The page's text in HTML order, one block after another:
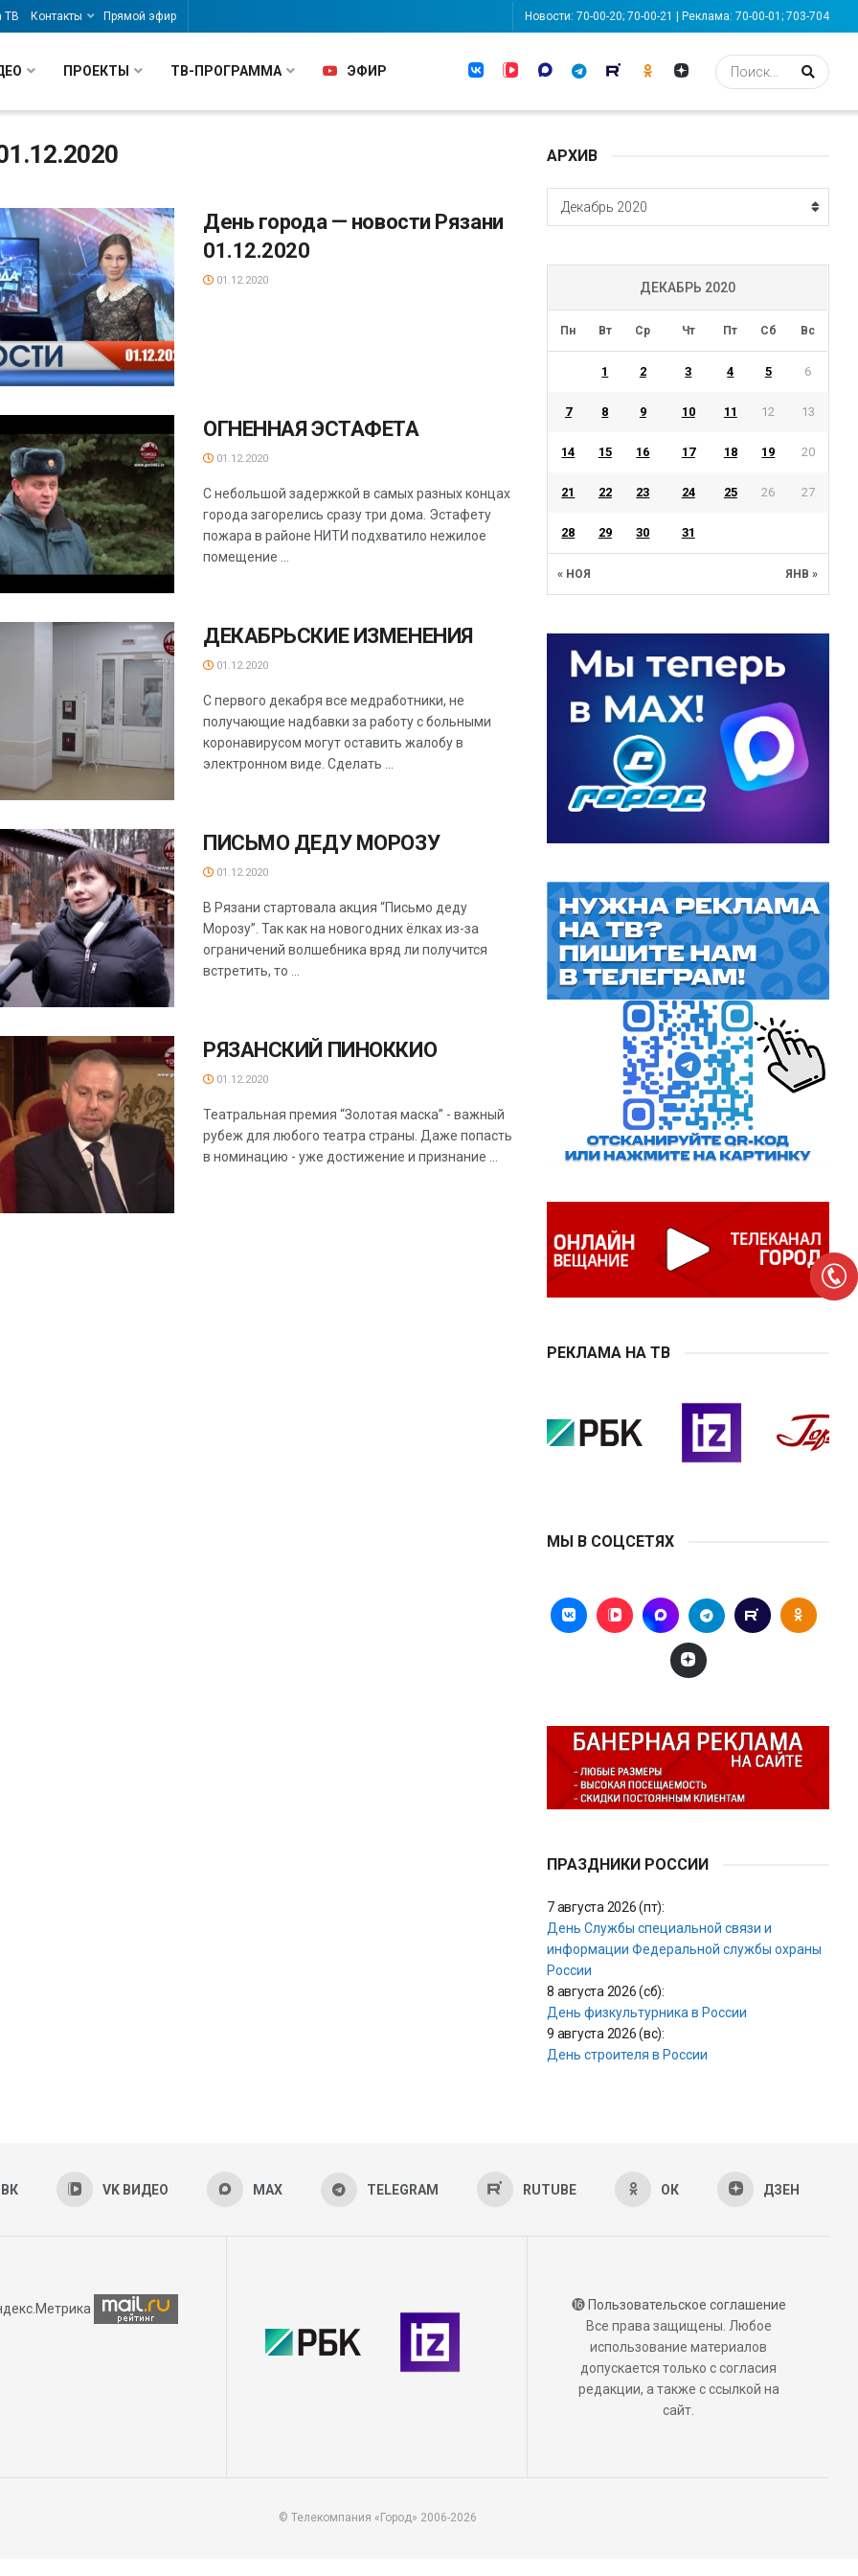
ТВ Контакты Прямой эфир Новости: 70-00-20; 70-00-21 | Реклама: 70-00-01; 703-704
ПРОЕКТЫ ТВ-ПРОГРАММА ЭФИР
День города — новости Рязани
01.12.2020
01.12.2020
ОГНЕННАЯ ЭСТАФЕТА
01.12.2020
С небольшой задержкой в самых разных концах
города загорелись сразу три дома. Эстафету
пожара в районе НИТИ подхватило нежилое
помещение ...
ДЕКАБРЬСКИЕ ИЗМЕНЕНИЯ
01.12.2020
С первого декабря все медработники, не
получающие надбавки за работу с больными
коронавирусом могут оставить жалобу в
электронном виде. Сделать ...
ПИСЬМО ДЕДУ МОРОЗУ
01.12.2020
В Рязани стартовала акция “Письмо деду
Морозу”. Так как на новогодних ёлках из-за
ограничений волшебника вряд ли получится
встретить, то ...
РЯЗАНСКИЙ ПИНОККИО
01.12.2020
Театральная премия “Золотая маска” - важный
рубеж для любого театра страны. Даже попасть
в номинацию - уже достижение и признание ...
АРХИВ
АРХИВ
Декабрь 2020
ДЕКАБРЬ 2020
Пн Вт Ср Чт Пт Сб Вс
« НОЯ ЯНВ »
1 2 3 4 5 6
7 8 9 10 11 12 13
14 15 16 17 18 19 20
21 22 23 24 25 26 27
28 29 30 31
РЕКЛАМА НА ТВ
МЫ В СОЦСЕТЯХ
ПРАЗДНИКИ РОССИИ
7 августа 2026 (пт):
День Службы специальной связи и
информации Федеральной службы охраны
России
8 августа 2026 (сб):
День физкультурника в России
9 августа 2026 (вс):
День строителя в России
ВК VK ВИДЕО MAX TELEGRAM RUTUBE ОК ДЗЕН
⓰Пользовательское соглашение
Все права защищены. Любое
использование материалов
допускается только с согласия
редакции, а также с ссылкой на
сайт.
© Телекомпания «Город» 2006-2026